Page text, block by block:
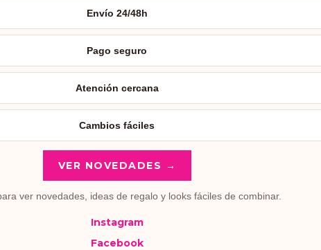
Envío 24/48h
Pago seguro
Atención cercana
Cambios fáciles
VER NOVEDADES →
ver novedades, ideas de regalo y looks fáciles de combinar.
Instagram
Facebook